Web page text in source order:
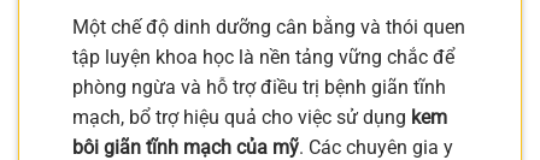
Một chế độ dinh dưỡng cân bằng và thói quen
tập luyện khoa học là nền tảng vững chắc để
phòng ngừa và hỗ trợ điều trị bệnh giãn tĩnh
mạch, bổ trợ hiệu quả cho việc sử dụng kem
bôi giãn tĩnh mạch của mỹ. Các chuyên gia y